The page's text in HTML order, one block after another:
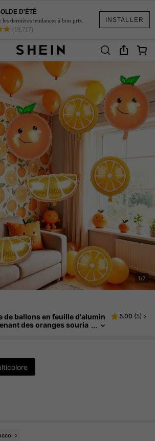
INSTALLER
D'ÉTÉ
les dernières tendances à bon prix.
(18,717)
1/7
de ballons en feuille d'alumin
des oranges souria
le thème citron
5.00 (5)